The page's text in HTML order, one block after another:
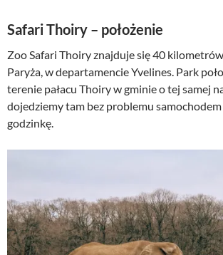
Safari Thoiry – położenie
Zoo Safari Thoiry znajduje się 40
Paryża, w departamencie Yvelines. Park
terenie pałacu Thoiry w gminie o tej samej
dojedziemy tam bez problemu
godzinkę.